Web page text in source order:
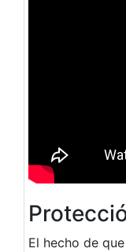
El hecho de